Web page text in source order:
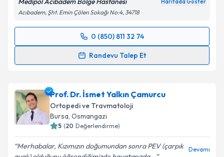
kapsamda işlenmesini kabul ediyorum.
Takvim Talebini Gönder
Haritada Göster
Acıbadem, Şht. Emin Çölen Sokağı No:4, 34718
0 (850) 811 32 74
Randevu Talep Et
Randevu Takvimi Talebi
almanız için bir takvim hazırlandığında e-posta ile
bilgilendireceğiz.
E-posta Adresiniz
Prof. Dr. İsmet Yalkın Çamurcu
Ortopedi ve Travmatoloji
Bursa, Osmangazi
5 (20 Değerlendirme)
Merhabalar, Kızımızın doğumundan sonra PEV (çarpık
Devamı